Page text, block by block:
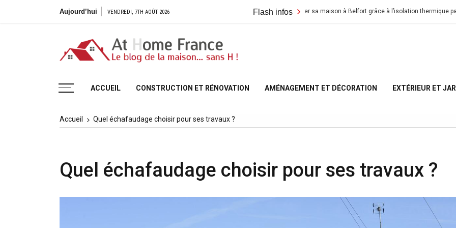
Aujourd’hui VENDREDI, 7TH AOÛT 2026 Flash infos
Rénover sa maison à Belfort grâce à l’isolation thermique par
Maison
France
ACCUEIL CONSTRUCTION ET RÉNOVATION AMÉNAGEMENT ET DÉCORATION EXTÉRIEUR ET
Accueil Quel échafaudage choisir pour ses travaux ?
Quel échafaudage choisir pour ses travaux ?